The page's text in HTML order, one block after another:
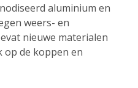
aluminium en
weers- en
nieuwe materialen
op de koppen en